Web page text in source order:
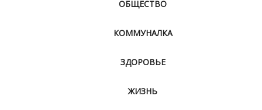
ОБЩЕСТВО
КОММУНАЛКА
ЗДОРОВЬЕ
ЖИЗНЬ